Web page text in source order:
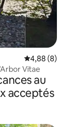
Évaluation
4,88 (8)
Vitae
au
acceptés